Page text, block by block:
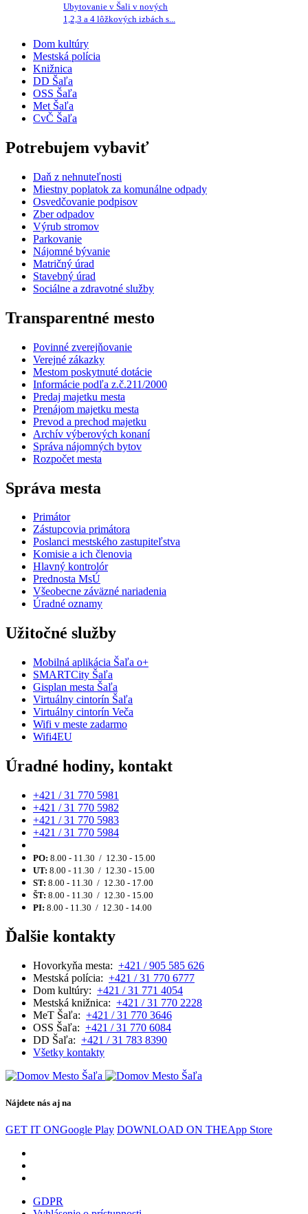
Ubytovanie v Šali v nových
1,2,3 a 4 lôžkových izbách s...
Dom kultúry
Mestská polícia
Knižnica
DD Šaľa
OSS Šaľa
Met Šaľa
CvČ Šaľa
Potrebujem vybaviť
Daň z nehnuteľnosti
Miestny poplatok za komunálne odpady
Osvedčovanie podpisov
Zber odpadov
Výrub stromov
Parkovanie
Nájomné bývanie
Matričný úrad
Stavebný úrad
Sociálne a zdravotné služby
Transparentné mesto
Povinné zverejňovanie
Verejné zákazky
Mestom poskytnuté dotácie
Informácie podľa z.č.211/2000
Predaj majetku mesta
Prenájom majetku mesta
Prevod a prechod majetku
Archív výberových konaní
Správa nájomných bytov
Rozpočet mesta
Správa mesta
Primátor
Zástupcovia primátora
Poslanci mestského zastupiteľstva
Komisie a ich členovia
Hlavný kontrolór
Prednosta MsÚ
Všeobecne záväzné nariadenia
Úradné oznamy
Užitočné služby
Mobilná aplikácia Šaľa o+
SMARTCity Šaľa
Gisplan mesta Šaľa
Virtuálny cintorín Šaľa
Virtuálny cintorín Veča
Wifi v meste zadarmo
Wifi4EU
Úradné hodiny, kontakt
+421 / 31 770 5981
+421 / 31 770 5982
+421 / 31 770 5983
+421 / 31 770 5984
PO: 8.00 - 11.30 / 12.30 - 15.00
UT: 8.00 - 11.30 / 12.30 - 15.00
ST: 8.00 - 11.30 / 12.30 - 17.00
ŠT: 8.00 - 11.30 / 12.30 - 15.00
PI: 8.00 - 11.30 / 12.30 - 14.00
Ďalšie kontakty
Hovorkyňa mesta: +421 / 905 585 626
Mestská polícia: +421 / 31 770 6777
Dom kultúry: +421 / 31 771 4054
Mestská knižnica: +421 / 31 770 2228
MeT Šaľa: +421 / 31 770 3646
OSS Šaľa: +421 / 31 770 6084
DD Šaľa: +421 / 31 783 8390
Všetky kontakty
Nájdete nás aj na
GET IT ONGoogle Play DOWNLOAD ON THEApp Store
GDPR